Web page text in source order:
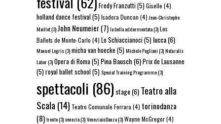
Fredy Franzutti(5)Giselle (4)
holland dance festival(5)Isadora Duncan (4) Jean-Christophe
Maillot(3)John Neumeier(7)la bella addormentata(3)Les
Ballets de Monte-Carlo (4) Lo Schiaccianoci(5) lucca(6)
Manuel Legris(3)micha van hoecke(5)Michele Pogliani(3)Naturalis
Labor(3)Opera di Roma(5) Pina Bausch (6)Prix de Lausanne
(5)royal ballet school(5)Special Training Programme(3)
spettacoli (86)stage(6)Teatro alla
Scala (14) Teatro Comunale Ferrara (4) torinodanza
(8)trento(3)venezia(3)VeneziainDanza(3)Wayne McGregor(4)